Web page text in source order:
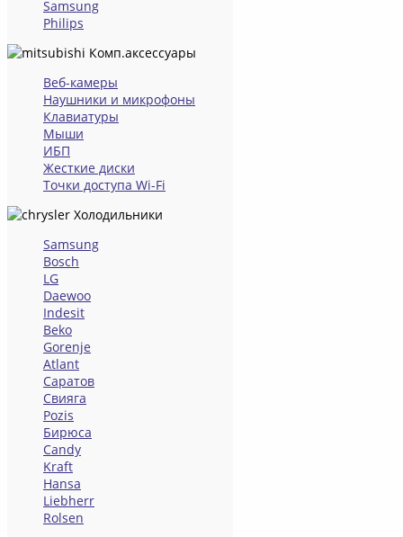
Samsung
Philips
Комп.аксессуары
Веб-камеры
Наушники и микрофоны
Клавиатуры
Мыши
ИБП
Жесткие диски
Точки доступа Wi-Fi
Холодильники
Samsung
Bosch
LG
Daewoo
Indesit
Beko
Gorenje
Atlant
Саратов
Свияга
Pozis
Бирюса
Candy
Kraft
Hansa
Liebherr
Rolsen